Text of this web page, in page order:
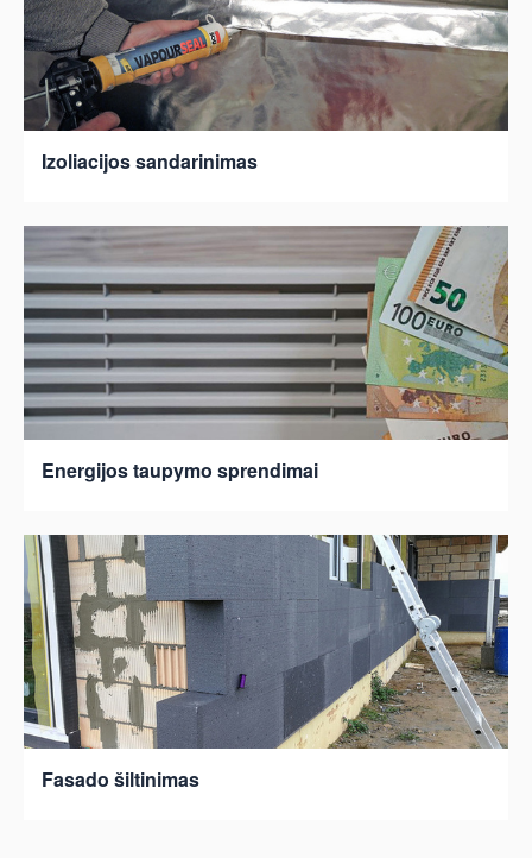
Izoliacijos sandarinimas
Energijos taupymo sprendimai
Fasado šiltinimas